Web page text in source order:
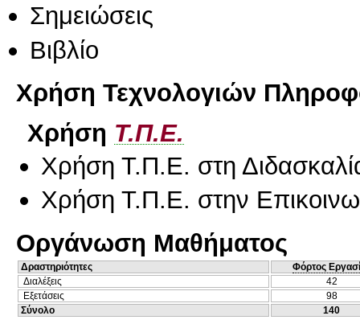
Σημειώσεις
Βιβλίο
Χρήση Τεχνολογιών
Χρήση Τ.Π.Ε.
Χρήση Τ.Π.Ε. στη
Χρήση Τ.Π.Ε. στην
Οργάνωση Μαθήματος
Δραστηριότητες
Φόρτος
Διαλέξεις
42
Εξετάσεις
98
Σύνολο
140